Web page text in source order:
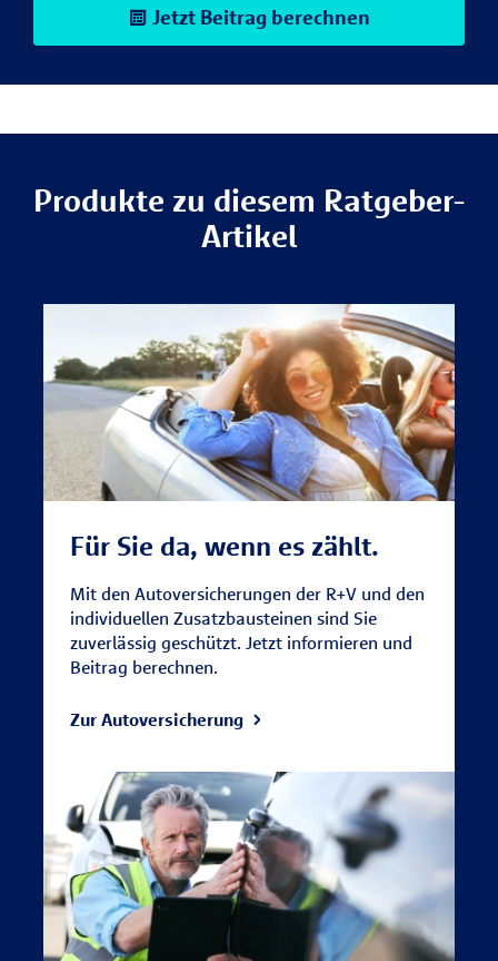
Jetzt Beitrag berechnen
Produkte zu diesem Ratgeber-
Artikel
Für Sie da, wenn es zählt.
Mit den Autoversicherungen der R+V und den
individuellen Zusatzbausteinen sind Sie
zuverlässig geschützt. Jetzt informieren und
Beitrag berechnen.
Zur Autoversicherung